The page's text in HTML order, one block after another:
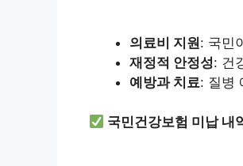
의료비 지원: 국민
재정적 안정성: 건
예방과 치료: 질병
국민건강보험 미납 내